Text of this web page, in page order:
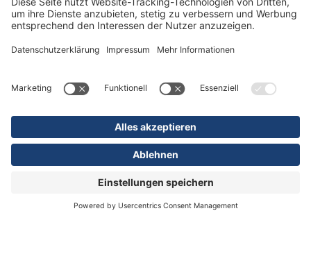
Impressum
© 2026 KLINIKEN DR. ERLER